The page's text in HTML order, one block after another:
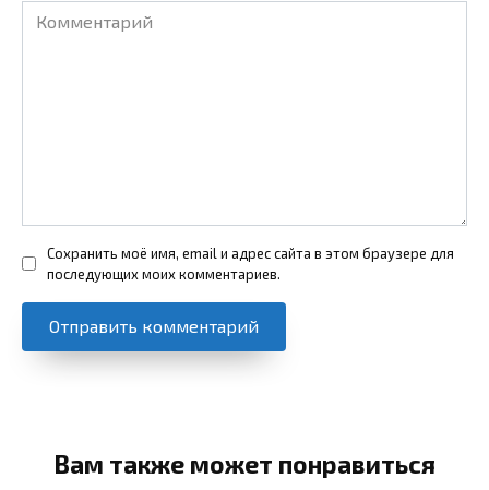
Комментарий
Сохранить моё имя, email и адрес сайта в этом браузере для
последующих моих комментариев.
Вам также может понравиться